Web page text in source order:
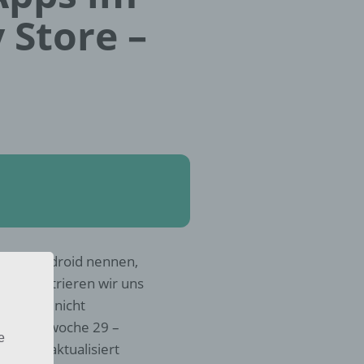
–
für Android nennen,
konzentrieren wir uns
nicht
29 –
aktualisiert